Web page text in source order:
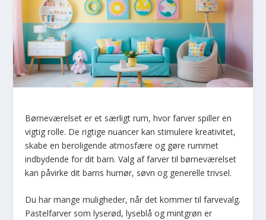
Børneværelset er et særligt rum, hvor farver spiller en
vigtig rolle. De rigtige nuancer kan stimulere kreativitet,
skabe en beroligende atmosfære og gøre rummet
indbydende for dit barn. Valg af farver til børneværelset
kan påvirke dit barns humør, søvn og generelle trivsel.
Du har mange muligheder, når det kommer til farvevalg.
Pastelfarver som lyserød, lyseblå og mintgrøn er